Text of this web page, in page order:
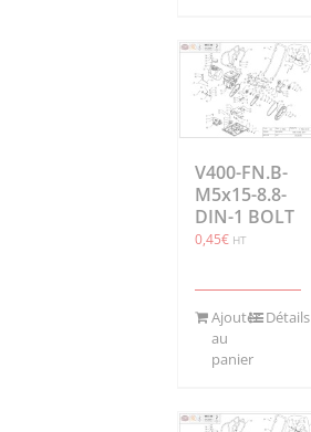
V400-FN.B-
M5x15-8.8-
DIN-1 BOLT
0,45€ HT
Ajouter
au
panier
Détails